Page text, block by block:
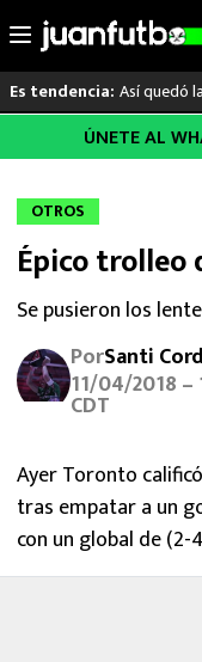
al
Es tendencia: Así quedó
LO ÚLTIMO
LIGA MX
RAYADOS
PUMAS
ATLANTE
FUTBOL
MEXICANOS EN EL
ÚNETE AL
OTROS
Épico trolleo
Se pusieron los
PorSanti
11/04/2018 –
CDT
Ayer Toronto
tras empatar a un
con un global de (2-